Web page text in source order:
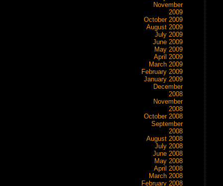
November
2009
October 2009
August 2009
July 2009
June 2009
May 2009
April 2009
March 2009
February 2009
January 2009
December
2008
November
2008
October 2008
September
2008
August 2008
July 2008
June 2008
May 2008
April 2008
March 2008
February 2008